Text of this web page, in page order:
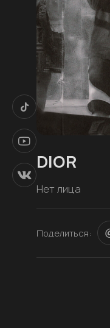
DIOR
Нет лица
Поделиться: